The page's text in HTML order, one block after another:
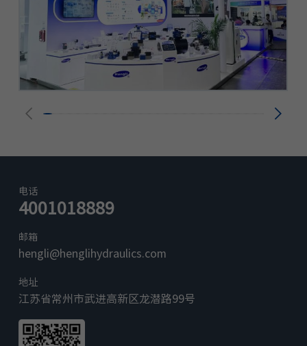
电话
4001018889
邮箱
hengli@henglihydraulics.com
地址
江苏省常州市武进高新区龙潜路99号